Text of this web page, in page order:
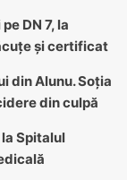
DN 7, la
și certificat
din Alunu. Soția
din culpă
Spitalul